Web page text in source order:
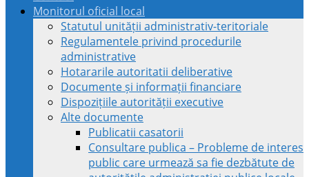
Monitorul oficial local
Statutul unității administrativ-teritoriale
Regulamentele privind procedurile
administrative
Hotararile autoritatii deliberative
Documente și informații financiare
Dispozițiile autorității executive
Alte documente
Publicatii casatorii
Consultare publica – Probleme de interes
public care urmează sa fie dezbătute de